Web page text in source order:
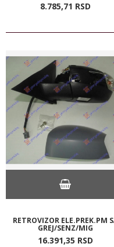
8.785,71 RSD
RETROVIZOR ELE.PREK.PM
GREJ/SENZ/MIG
16.391,35 RSD